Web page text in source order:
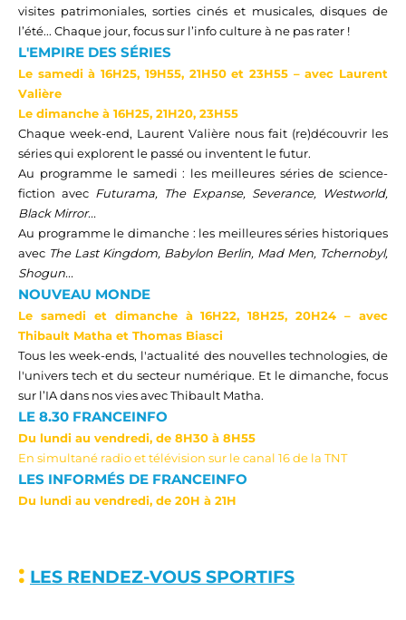
visites patrimoniales, sorties cinés et musicales, disques de
l’été... Chaque jour, focus sur l’info culture à ne pas rater !
L'EMPIRE DES SÉRIES
Le samedi à 16H25, 19H55, 21H50 et 23H55– avec Laurent
Valière
Le dimanche à 16H25, 21H20, 23H55
Chaque week-end, Laurent Valière nous fait (re)découvrir les
séries qui explorent le passé ou inventent le futur.
Au programme le samedi : les meilleures séries de science-
fiction avec Futurama, The Expanse, Severance, Westworld,
Black Mirror...
Au programme le dimanche: les meilleures séries historiques
avec The Last Kingdom, Babylon Berlin, Mad Men, Tchernobyl,
Shogun...
NOUVEAU MONDE
Le samedi et dimanche à16H22, 18H25, 20H24– avec
Thibault Matha et Thomas Biasci
Tous les week-ends, l'actualité des nouvelles technologies, de
l'univers tech et du secteur numérique. Et le dimanche, focus
sur l’IA dans nos vies avecThibault Matha.
LE 8.30 FRANCEINFO
Du lundi au vendredi, de 8H30 à 8H55
En simultané radio et télévision sur le canal 16 de la TNT
LES INFORMÉS DE FRANCEINFO
Du lundi au vendredi, de 20H à 21H
: LES RENDEZ-VOUS SPORTIFS